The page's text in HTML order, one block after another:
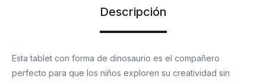
Descripción
Esta tablet con forma de dinosaurio es el compañero
perfecto para que los niños exploren su creatividad sin